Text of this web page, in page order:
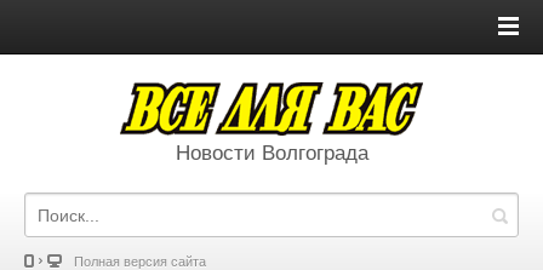
Новости Волгограда
Полная версия сайта